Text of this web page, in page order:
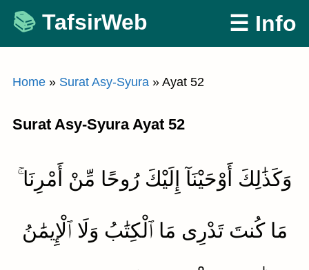
Skip
content
TafsirWeb ☰ Info
Home » Surat Asy-Syura » Ayat 52
Surat Asy-Syura Ayat 52
وَكَذَٰلِكَ أَوْحَيْنَآ إِلَيْكَ رُوحًا مِّنْ أَمْرِنَا ۚ
مَا كُنتَ تَدْرِى مَا ٱلْكِتَٰبُ وَلَا ٱلْإِيمَٰنُ